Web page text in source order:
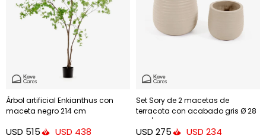
Árbol artificial Enkianthus con
maceta negro 214 cm
USD 515 USD 438
Set Sory de 2 macetas de
terracota con acabado gris Ø 28
cm / Ø 36 cm
USD 275 USD 234